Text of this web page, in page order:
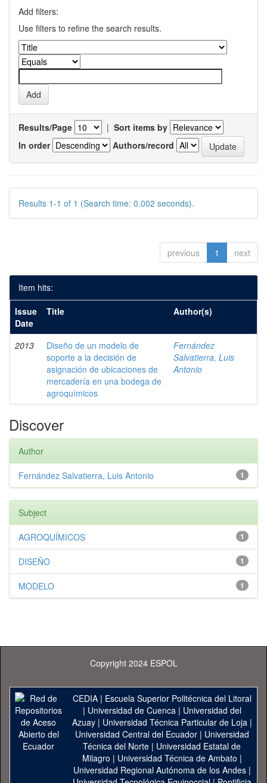
Add filters:
Use filters to refine the search results.
Results/Page | Sort items by
In order
Authors/record
Results 1-1 of 1 (Search time: 0.002 seconds).
previous 1 next
Item hits:
Issue
Date
Title Author(s)
2013
Diseño de un modelo de
soporte a la decisión de
asignación de ubicaciones de
mercadería en una bodega de
agroquímicos
Fernández
Salvatierra, Luis
Antonio
Discover
Author
1
Fernández Salvatierra, Luis Antonio
Subject
1
AGROQUÍMICOS
1
DISEÑO
1
MODELO
Copyright 2024 ESPOL
CEDIA| Escuela Superior Politécnica del Litoral
| Universidad de Cuenca| Universidad del
Azuay| Universidad Técnica Particular de Loja|
Universidad Central del Ecuador| Universidad
Técnica del Norte | Universidad Estatal de
Milagro | Universidad Técnica de Ambato |
Universidad Regional Autónoma de los Andes|